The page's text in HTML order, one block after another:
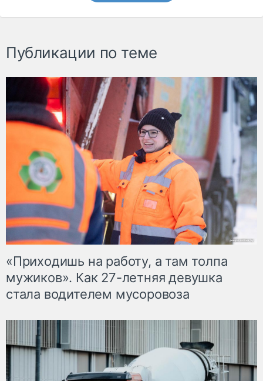
Публикации по теме
«Приходишь на работу, а там толпа
мужиков». Как 27-летняя девушка
стала водителем мусоровоза